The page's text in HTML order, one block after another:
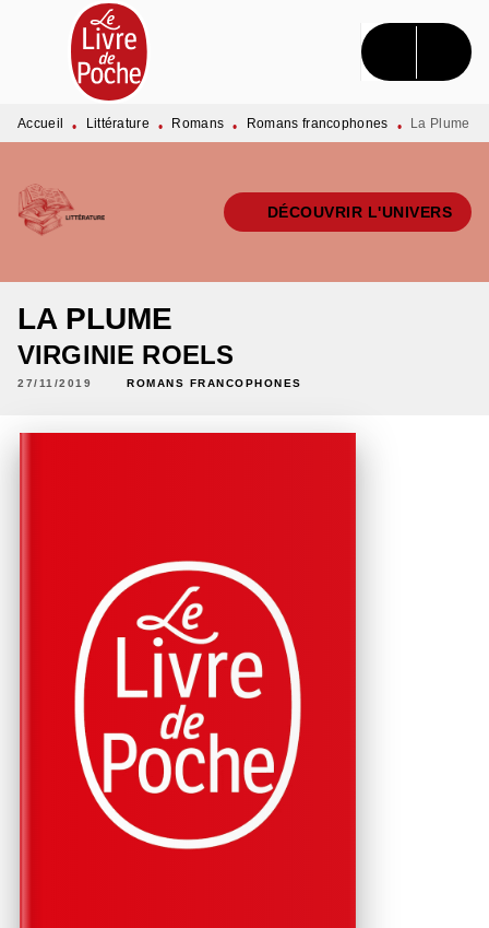
MENU RECHERCHE CONTENU
PIED DE PAGE
Accueil • Littérature • Romans • Romans francophones • La Plume
DÉCOUVRIR L'UNIVERS
LA PLUME
VIRGINIE ROELS
27/11/2019 ROMANS FRANCOPHONES